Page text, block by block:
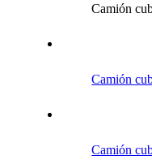
Camión
Camión
Camión